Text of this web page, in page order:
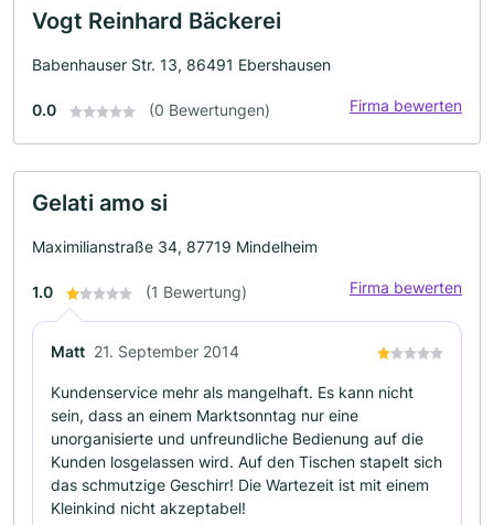
Vogt Reinhard Bäckerei
Babenhauser Str. 13, 86491 Ebershausen
0.0 (0 Bewertungen) Firma bewerten
Gelati amo si
Maximilianstraße 34, 87719 Mindelheim
1.0 (1 Bewertung) Firma bewerten
Matt 21. September 2014
Kundenservice mehr als mangelhaft. Es kann nicht
sein, dass an einem Marktsonntag nur eine
unorganisierte und unfreundliche Bedienung auf die
Kunden losgelassen wird. Auf den Tischen stapelt sich
das schmutzige Geschirr! Die Wartezeit ist mit einem
Kleinkind nicht akzeptabel!